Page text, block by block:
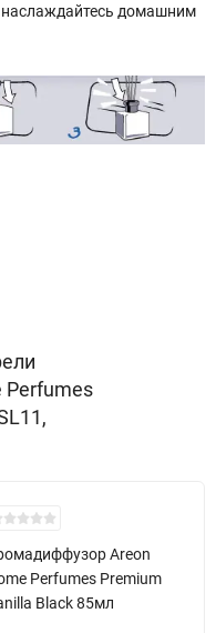
наслаждайтесь домашним
Areon
Perfumes Premium
Black 85мл